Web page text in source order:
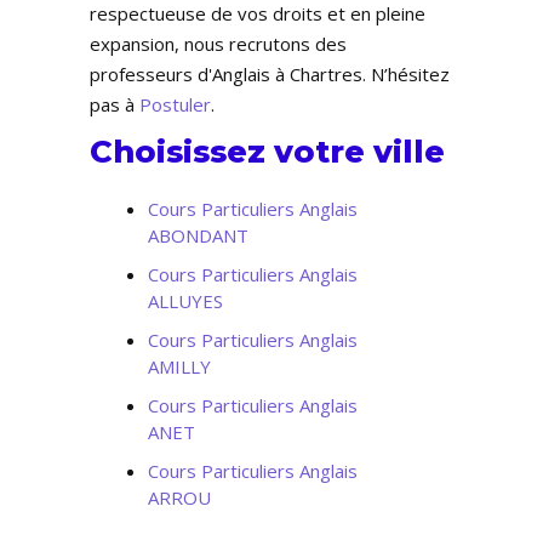
respectueuse de vos droits et en pleine
expansion, nous recrutons des
professeurs d'Anglais à Chartres. N’hésitez
pas à Postuler.
Choisissez votre ville
Cours Particuliers Anglais
ABONDANT
Cours Particuliers Anglais
ALLUYES
Cours Particuliers Anglais
AMILLY
Cours Particuliers Anglais
ANET
Cours Particuliers Anglais
ARROU